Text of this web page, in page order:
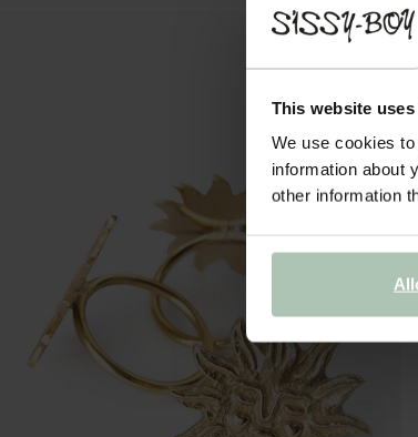
This website
We use cookies
information about
other information